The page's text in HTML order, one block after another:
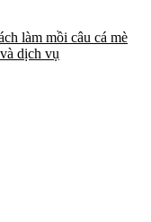
làm mồi câu cá mè
dịch vụ